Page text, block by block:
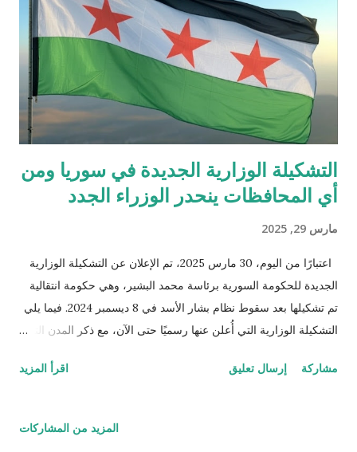
صنفتها دول عديدة كمنظمة إرهابية. هذا التاريخ قد يثير مخاوف أو
استياء لدى عراقيين عانوا من هجمات تنظيمات مثل القاعدة وداعش،
خاصة أن هذه الجماعات تسببت في مقتل الآلاف في العراق. بالإضافة
إلى ذلك، هناك بعد طائفي محتمل. الشرع، وهو سني، قاد هيئة ...
التشكيلة الوزارية الجديدة في سوريا ومن
أي المحافظات ينحدر الوزراء الجدد
مارس 29, 2025
اعتبارًا من اليوم، 30 مارس 2025، تم الإعلان عن التشكيلة الوزارية
الجديدة للحكومة السورية برئاسة محمد البشير، وهي حكومة انتقالية
تم تشكيلها بعد سقوط نظام بشار الأسد في 8 ديسمبر 2024. فيما يلي
التشكيلة الوزارية التي أُعلن عنها رسميًا حتى الآن، مع ذكر المدن التي
البشير المدينة الأصلية: إدلب (ولد في بلدة خان السبل بمحافظة إدلب
حكومة الإنقاذ السورية في إدلب قبل تعيينه. وزير الخارجية: أسعد
مشاركة إرسال تعليق اقرأ المزيد
المزيد من المشاركات